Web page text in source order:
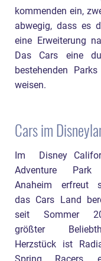
kommenden ein,
abwegig, dass es
eine Erweiterung
Das Cars eine
bestehenden
weisen.
Cars im
Im Disney
Adventure
Anaheim erfreut
das Cars Land
seit Sommer
größter
Herzstück ist